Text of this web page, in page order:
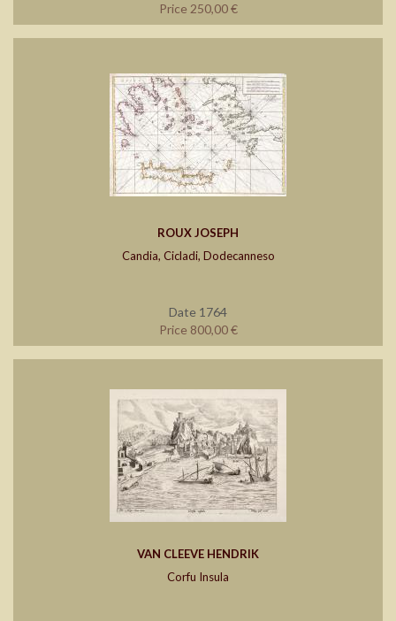
Price 250,00 €
ROUX JOSEPH
Candia, Cicladi, Dodecanneso
Date 1764
Price 800,00 €
VAN CLEEVE HENDRIK
Corfu Insula